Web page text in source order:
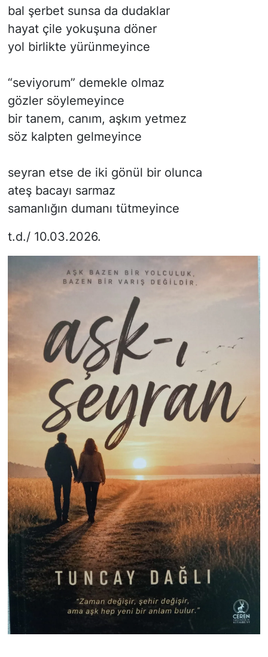
bal şerbet sunsa da dudaklar
hayat çile yokuşuna döner
yol birlikte yürünmeyince
“seviyorum” demekle olmaz
gözler söylemeyince
bir tanem, canım, aşkım yetmez
söz kalpten gelmeyince
seyran etse de iki gönül bir olunca
ateş bacayı sarmaz
samanlığın dumanı tütmeyince
t.d./ 10.03.2026.